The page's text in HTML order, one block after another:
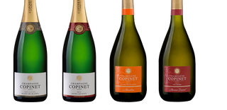
En los años 60 los abuelos de Marie
Laure Copinet adquirieron sus
primeras tierras. En 1975 fueron sus
padres los que se establecieron
como viticultores independientes en
el pequeño pueblo de Montgenost